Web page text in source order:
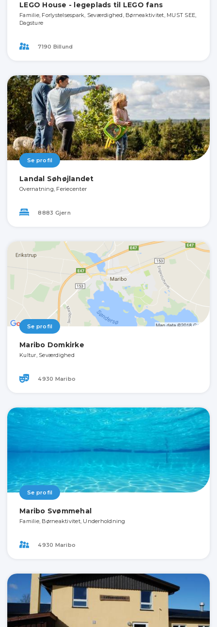
LEGO House - legeplads til LEGO fans
Familie, Forlystelsespark, Seværdighed, Børneaktivitet, MUST SEE,
Dagsture
7190 Billund
Se profil
Landal Søhøjlandet
Overnatning, Feriecenter
8883 Gjern
Se profil
Maribo Domkirke
Kultur, Seværdighed
4930 Maribo
Se profil
Maribo Svømmehal
Familie, Børneaktivitet, Underholdning
4930 Maribo